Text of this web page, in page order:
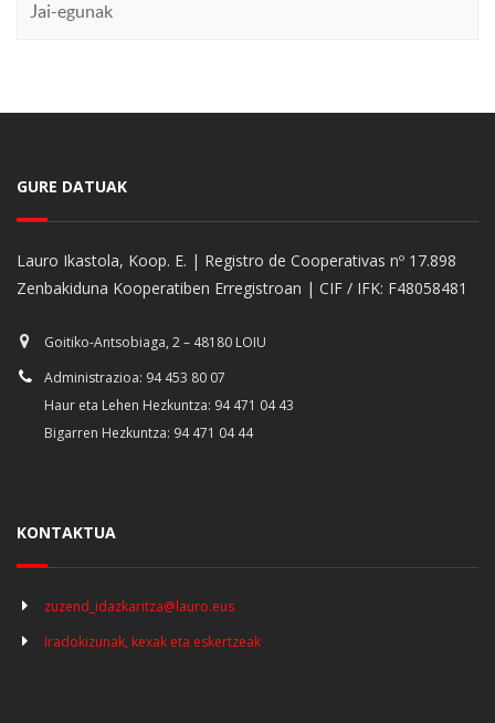
Jai-egunak
GURE DATUAK
Lauro Ikastola, Koop. E. | Registro de Cooperativas nº 17.898
Zenbakiduna Kooperatiben Erregistroan | CIF / IFK: F48058481
Goitiko-Antsobiaga, 2 – 48180 LOIU
Administrazioa: 94 453 80 07
Haur eta Lehen Hezkuntza: 94 471 04 43
Bigarren Hezkuntza: 94 471 04 44
KONTAKTUA
zuzend_idazkaritza@lauro.eus
Iradokizunak, kexak eta eskertzeak